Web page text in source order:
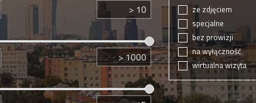
ze zdjęciem
specjalne
bez prowizji
na wyłączność
wirtualna wizyta